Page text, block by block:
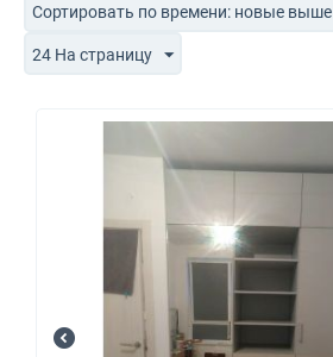
Сортировать по времени: новые выше
24 На страницу